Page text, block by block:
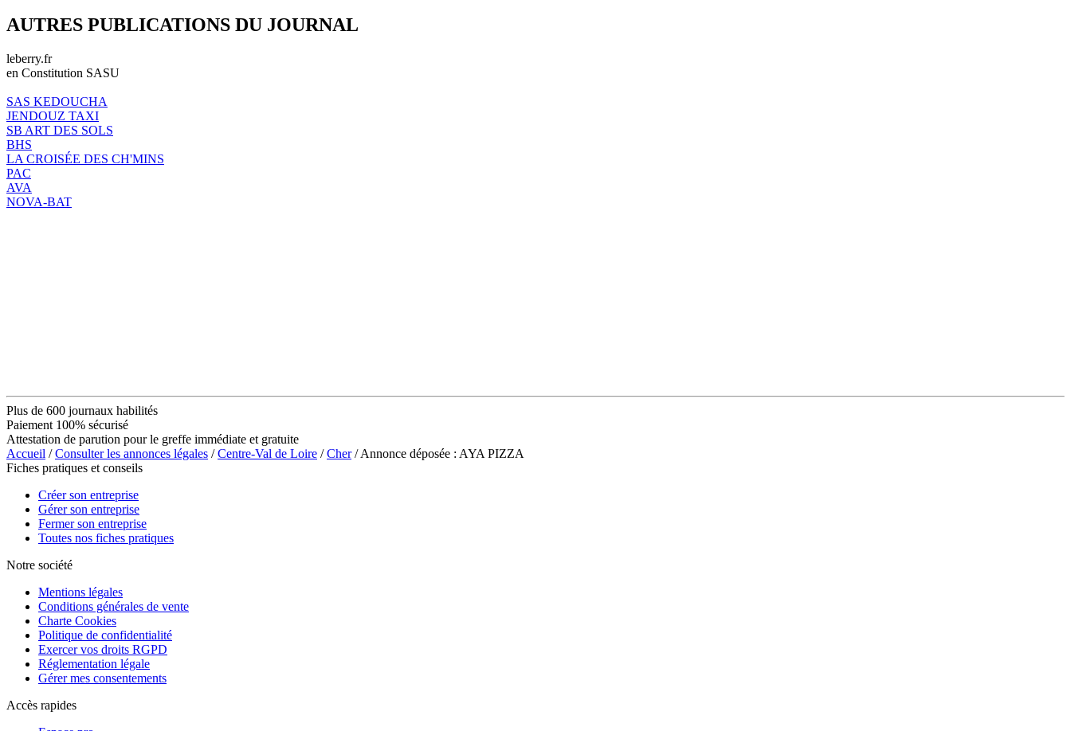
AUTRES PUBLICATIONS DU JOURNAL
leberry.fr
en Constitution SASU
SAS KEDOUCHA
JENDOUZ TAXI
SB ART DES SOLS
BHS
LA CROISÉE DES CH'MINS
PAC
AVA
NOVA-BAT
Plus de 600 journaux habilités
Paiement 100% sécurisé
Attestation de parution pour le greffe immédiate et gratuite
Accueil /Consulter les annonces légales /Centre-Val de Loire /Cher/ Annonce déposée : AYA PIZZA
Fiches pratiques et conseils
Créer son entreprise
Gérer son entreprise
Fermer son entreprise
Toutes nos fiches pratiques
Notre société
Mentions légales
Conditions générales de vente
Charte Cookies
Politique de confidentialité
Exercer vos droits RGPD
Réglementation légale
Gérer mes consentements
Accès rapides